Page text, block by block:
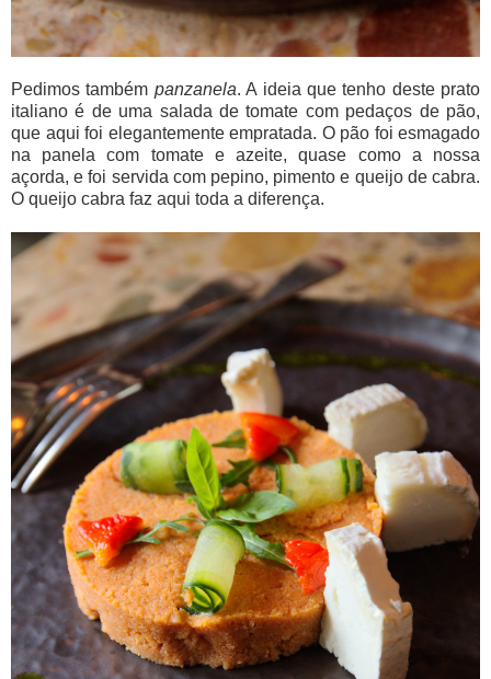
Pedimos também panzanela. A ideia que tenho deste prato
italiano é de uma salada de tomate com pedaços de pão,
que aqui foi elegantemente empratada. O pão foi esmagado
na panela com tomate e azeite, quase como a nossa
açorda, e foi servida com pepino, pimento e queijo de cabra.
O queijo cabra faz aqui toda a diferença.